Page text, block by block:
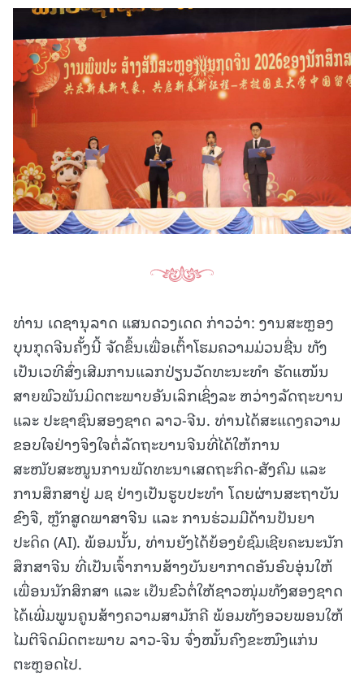
ທ່ານ ເດຊານຸລາດ ແສນດວງເດດ ກ່າວວ່າ: ງານສະຫຼອງ
ບຸນກຸດຈີນຄັ້ງນີ້ ຈັດຂຶ້ນເພື່ອເຕົ້າໂຮມຄວາມມ່ວນຊື່ນ ທັງ
ເປັນເວທີສົ່ງເສີມການແລກປ່ຽນວັດທະນະທຳ ຮັດແໜ້ນ
ສາຍພົວພັນມິດຕະພາບອັນເລິກເຊິ່ງລະ ຫວ່າງລັດຖະບານ
ແລະ ປະຊາຊົນສອງຊາດ ລາວ-ຈີນ. ທ່ານໄດ້ສະແດງຄວາມ
ຂອບໃຈຢ່າງຈິງໃຈຕໍ່ລັດຖະບານຈີນທີ່ໄດ້ໃຫ້ການ
ສະໜັບສະໜູນການພັດທະນາເສດຖະກິດ-ສັງຄົມ ແລະ
ການສຶກສາຢູ່ ມຊ ຢ່າງເປັນຮູບປະທຳ ໂດຍຜ່ານສະຖາບັນ
ຂົງຈື, ຫຼັກສູດພາສາຈີນ ແລະ ການຮ່ວມມືດ້ານປັນຍາ
ປະດິດ (AI). ພ້ອມນັ້ນ, ທ່ານຍັງໄດ້ຍ້ອງຍໍຊົມເຊີຍຄະນະນັກ
ສຶກສາຈີນ ທີ່ເປັນເຈົ້າການສ້າງບັນຍາກາດອັນອົບອຸ່ນໃຫ້
ເພື່ອນນັກສຶກສາ ແລະ ເປັນຂົວຕໍ່ໃຫ້ຊາວໜຸ່ມທັງສອງຊາດ
ໄດ້ເພີ່ມພູນຄູນສ້າງຄວາມສາມັກຄີ ພ້ອມທັງອວຍພອນໃຫ້
ໄມຕີຈິດມິດຕະພາບ ລາວ-ຈີນ ຈົ່ງໝັ້ນຄົງຂະໜົງແກ່ນ
ຕະຫຼອດໄປ.